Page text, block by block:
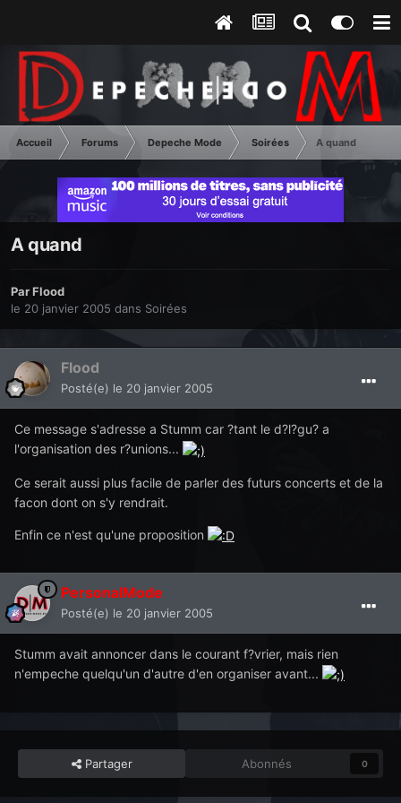
Accueil Forums Depeche Mode Soirées A quand
A quand
ParFlood
le 20 janvier 2005 dans Soirées
Flood
Posté(e) le 20 janvier 2005
Ce message s'adresse a Stumm car ?tant le d?l?gu? a
l'organisation des r?unions...
Ce serait aussi plus facile de parler des futurs concerts et de la
facon dont on s'y rendrait.
Enfin ce n'est qu'une proposition
PersonalMode
Posté(e) le 20 janvier 2005
Stumm avait annoncer dans le courant f?vrier, mais rien
n'empeche quelqu'un d'autre d'en organiser avant...
Partager Abonnés 0